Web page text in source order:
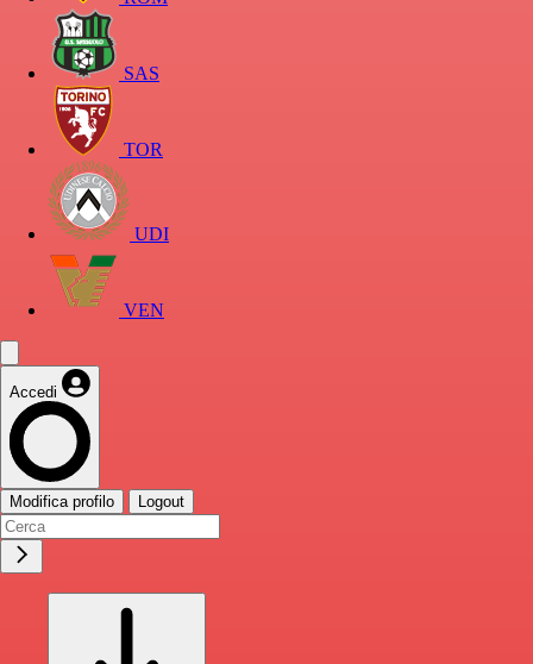
SAS
TOR
UDI
VEN
Accedi
Modifica profilo Logout